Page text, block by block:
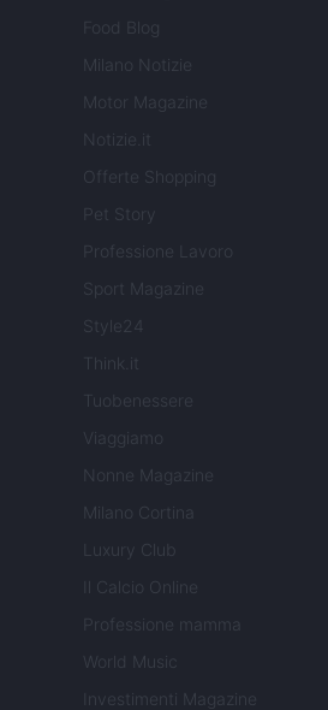
Food Blog
Milano Notizie
Motor Magazine
Notizie.it
Offerte Shopping
Pet Story
Professione Lavoro
Sport Magazine
Style24
Think.it
Tuobenessere
Viaggiamo
Nonne Magazine
Milano Cortina
Luxury Club
Il Calcio Online
Professione mamma
World Music
Investimenti Magazine